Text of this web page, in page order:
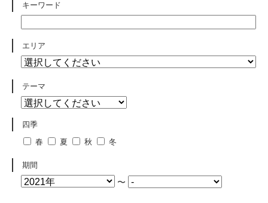
キーワード
エリア
テーマ
四季
春
夏 秋 冬
期間
〜